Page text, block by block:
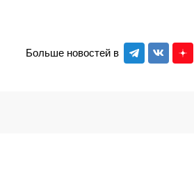
Больше новостей в